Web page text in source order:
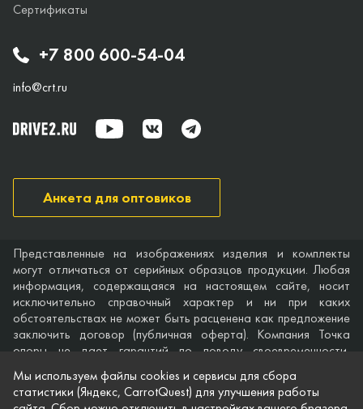
+7 800 600-54-04
info@crt.ru
Сертификаты
Анкета для оптовиков
Представленные на изображениях изделия и комплекты
могут отличаться от серийных образцов продукции. Любая
информация, содержащаяся на настоящем сайте, носит
исключительно справочный характер и ни при каких
обстоятельствах не может быть расценена как предложение
заключить договор (публичная оферта). Компания Точка
опоры не дает гарантий по поводу своевременности,
точности и полноты информации на веб-сайте, а также по
поводу беспрепятственного доступа к нему в любое время.
Технические характеристики и комплектация изделий,
Мы используем файлы cookies и сервисы для сбора
статистики (Яндекс, CarrotQuest) для улучшения работы